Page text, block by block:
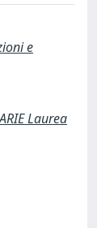
e
Laurea